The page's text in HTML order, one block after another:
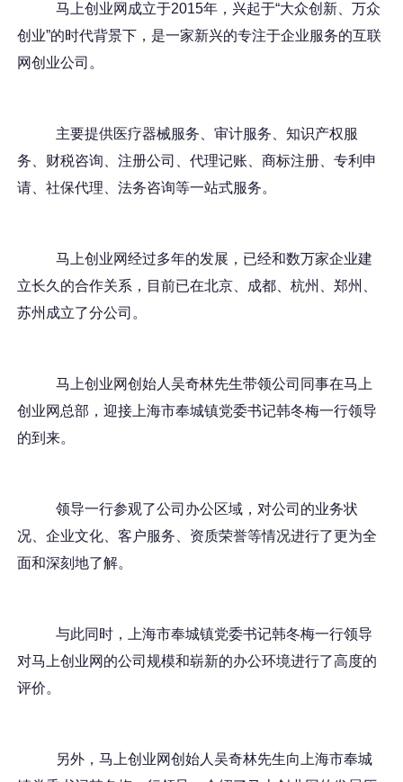
马上创业网成立于2015年，兴起于“大众创新、万众
创业”的时代背景下，是一家新兴的专注于企业服务的互联
网创业公司。
主要提供医疗器械服务、审计服务、知识产权服
务、财税咨询、注册公司、代理记账、商标注册、专利申
请、社保代理、法务咨询等一站式服务。
马上创业网经过多年的发展，已经和数万家企业建
立长久的合作关系，目前已在北京、成都、杭州、郑州、
苏州成立了分公司。
马上创业网创始人吴奇林先生带领公司同事在马上
创业网总部，迎接上海市奉城镇党委书记韩冬梅一行领导
的到来。
领导一行参观了公司办公区域，对公司的业务状
况、企业文化、客户服务、资质荣誉等情况进行了更为全
面和深刻地了解。
与此同时，上海市奉城镇党委书记韩冬梅一行领导
对马上创业网的公司规模和崭新的办公环境进行了高度的
评价。
另外，马上创业网创始人吴奇林先生向上海市奉城